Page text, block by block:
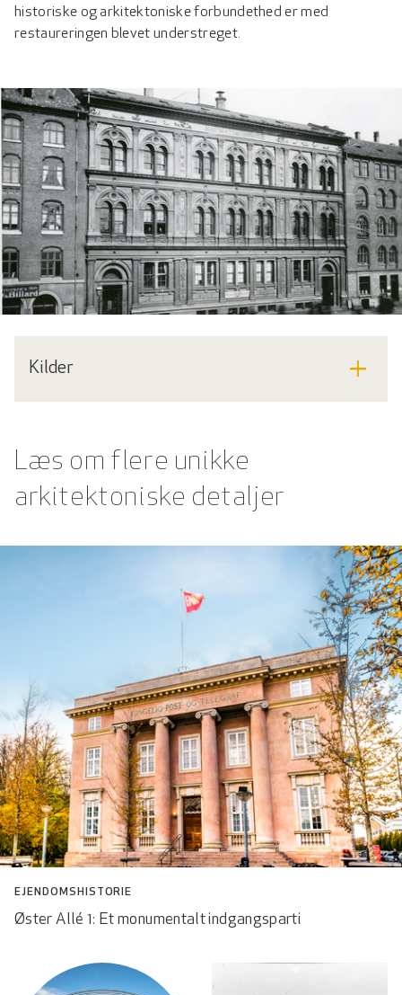
historiske og arkitektoniske forbundethed er med
restaureringen blevet understreget.
Kilder add
Læs om flere unikke
arkitektoniske detaljer
EJENDOMSHISTORIE
Øster Allé 1: Et monumentalt indgangsparti